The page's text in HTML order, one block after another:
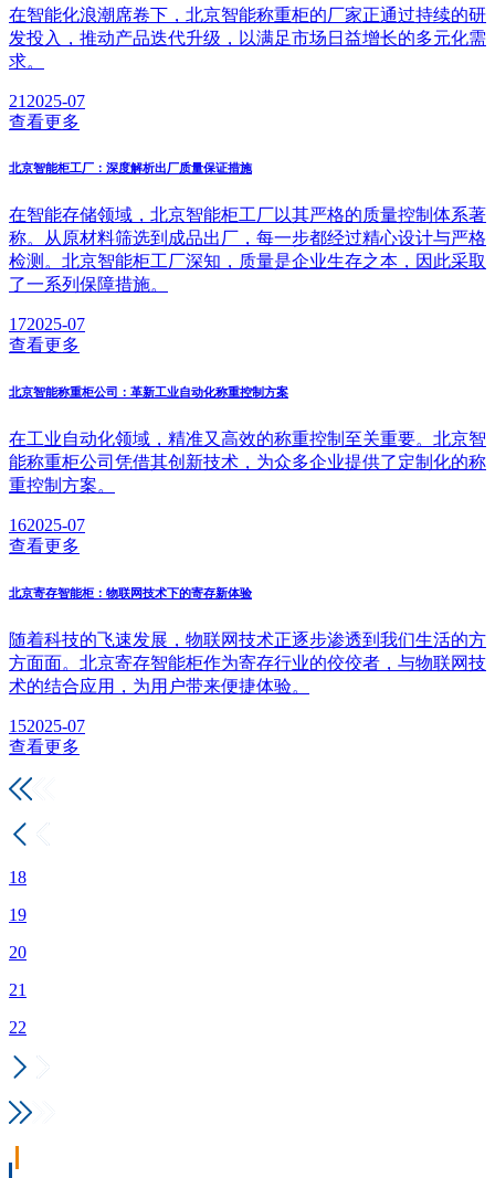
在智能化浪潮席卷下，北京智能称重柜的厂家正通过持续的研
发投入，推动产品迭代升级，以满足市场日益增长的多元化需
求。
21 2025-07
查看更多
北京智能柜工厂：深度解析出厂质量保证措施
在智能存储领域，北京智能柜工厂以其严格的质量控制体系著
称。从原材料筛选到成品出厂，每一步都经过精心设计与严格
检测。北京智能柜工厂深知，质量是企业生存之本，因此采取
了一系列保障措施。
172025-07
查看更多
北京智能称重柜公司：革新工业自动化称重控制方案
在工业自动化领域，精准又高效的称重控制至关重要。北京智
能称重柜公司凭借其创新技术，为众多企业提供了定制化的称
重控制方案。
162025-07
查看更多
北京寄存智能柜：物联网技术下的寄存新体验
随着科技的飞速发展，物联网技术正逐步渗透到我们生活的方
方面面。北京寄存智能柜作为寄存行业的佼佼者，与物联网技
术的结合应用，为用户带来便捷体验。
152025-07
查看更多
18
19
20
21
22